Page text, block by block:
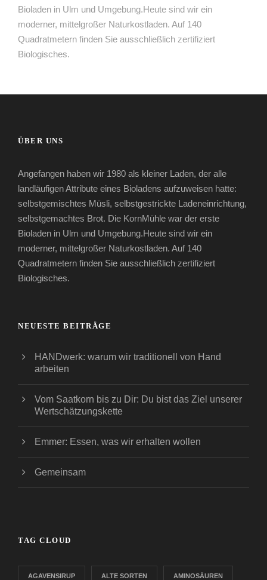
Bioladen in Ulm und Umgebung.Heute sind wir ein
moderner, mittelgroßer Naturkostladen. Auf 140
Quadratmetern finden Sie ausschließlich zertifiziert
Biologisches.
ÜBER UNS
Angefangen haben wir 1980 als kleiner Laden, der alle
landläufigen Attribute eines Bioladens aufzuweisen hatte:
selbstgemischtes Müsli, selbstgestrickte Ladeneinrichtung,
selbstgemachtes Brot. Die KornMühle war der erste
Bioladen in Ulm und Umgebung.Heute sind wir ein
moderner, mittelgroßer Naturkostladen. Auf 140
Quadratmetern finden Sie ausschließlich zertifiziert
Biologisches.
NEUESTE BEITRÄGE
HANDwerk: warum wir traditionell von Hand
arbeiten
Vom Saatkorn bis zu Dir: Du bist das Ziel unserer
Wertschätzungskette
Emmer: Essen, was wir erhalten wollen
Gemeinsam
TAG CLOUD
AGAVENSIRUP ALTE SORTEN AMINOSÄUREN